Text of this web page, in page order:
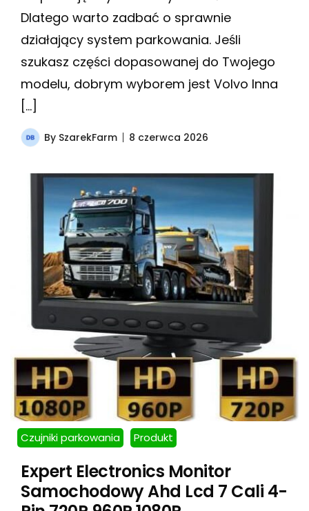
Dlatego warto zadbać o sprawnie
działający system parkowania. Jeśli
szukasz części dopasowanej do Twojego
modelu, dobrym wyborem jest Volvo Inna
[…]
By SzarekFarm 8 czerwca 2026
Czujniki parkowania Produkt
Expert Electronics Monitor
Samochodowy Ahd Lcd 7 Cali 4-